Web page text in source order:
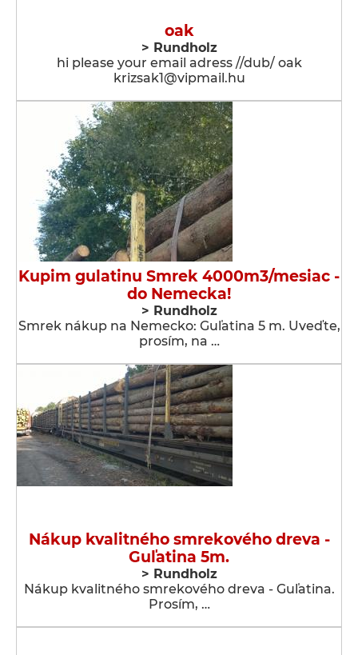
oak
> Rundholz
hi please your email adress //dub/ oak
krizsak1@vipmail.hu
Kupim gulatinu Smrek 4000m3/mesiac -
do Nemecka!
> Rundholz
Smrek nákup na Nemecko: Guľatina 5 m. Uveďte,
prosím, na …
Nákup kvalitného smrekového dreva -
Guľatina 5m.
> Rundholz
Nákup kvalitného smrekového dreva - Guľatina.
Prosím, …